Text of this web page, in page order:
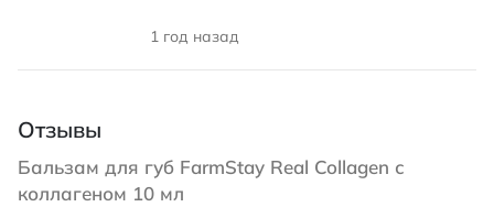
1 год назад
Отзывы
Бальзам для губ FarmStay Real Collagen с
коллагеном 10 мл